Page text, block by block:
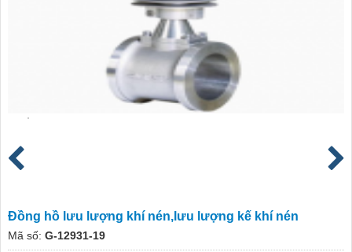
Đồng hồ lưu lượng khí nén,lưu lượng kế khí nén
Mã số: G-12931-19